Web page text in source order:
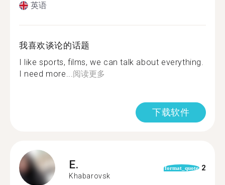
英语
我喜欢谈论的话题
I like sports, films, we can talk about everything.
I need more...阅读更多
下载软件
E.
Khabarovsk
format_quote 2